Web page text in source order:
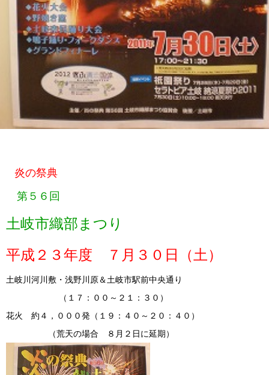
炎の祭典
第５６回
土岐市織部まつり
平成２３年度 ７月３０日（土）
土岐川河川敷・浅野川原＆土岐市駅前中央通り
（１７：００～２１：３０）
花火 約４，０００発（１９：４０～２０：４０）
（荒天の場合 ８月２日に延期）